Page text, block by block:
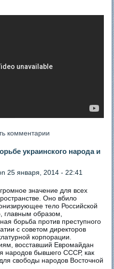
комментарии
украинского народа и
25 января, 2014 - 22:41
значение для всех
Оно вбило
тело Российской
главным образом,
борьба против преступного
с советом директоров
корпорации.
восставший Евромайдан
народов бывшего СССР, как
свободы народов Восточной